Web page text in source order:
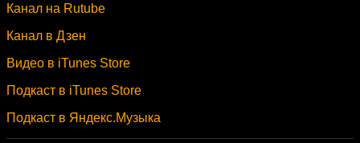
Канал на Rutube
Канал в Дзен
Видео в iTunes Store
Подкаст в iTunes Store
Подкаст в Яндекс.Музыка